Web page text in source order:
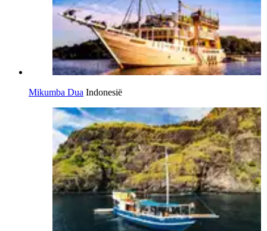
Mikumba Dua Indonesië